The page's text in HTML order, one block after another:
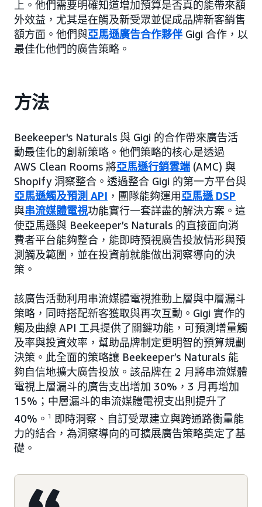
上。他們需要明確知道增加預算是否真的能帶來額
外效益，尤其是在觸及新受眾並促成品牌新客銷售
額方面。他們與亞馬遜廣告合作夥伴 Gigi 合作，以
最佳化他們的廣告策略。
方法
Beekeeper's Naturals 與 Gigi 的合作帶來廣告活
動最佳化的創新策略。他們策略的核心是透過
AWS Clean Rooms 將亞馬遜行銷雲端 (AMC) 與
Shopify 洞察整合。透過整合 Gigi 的第一方平台與
亞馬遜觸及預測 API ，團隊能夠運用亞馬遜 DSP
與串流媒體電視功能實行一套詳盡的解決方案。這
使亞馬遜與 Beekeeper’s Naturals 的直接面向消
費者平台能夠整合，能即時預視廣告投放情形與預
測觸及範圍，並在投資前就能做出洞察導向的決
策。
該廣告活動利用串流媒體電視推動上層與中層漏斗
策略，同時搭配新客獲取與再次互動。Gigi 實作的
觸及曲線 API 工具提供了關鍵功能，可預測增量觸
及率與投資效率，幫助品牌制定更明智的預算規劃
決策。此全面的策略讓 Beekeeper’s Naturals 能
夠自信地擴大廣告投放。該品牌在 2 月將串流媒體
電視上層漏斗的廣告支出增加 30%，3 月再增加
15%；中層漏斗的串流媒體電視支出則提升了
40%。 1
即時洞察、自訂受眾建立與跨通路衡量能
力的結合，為洞察導向的可擴展廣告策略奠定了基
礎。